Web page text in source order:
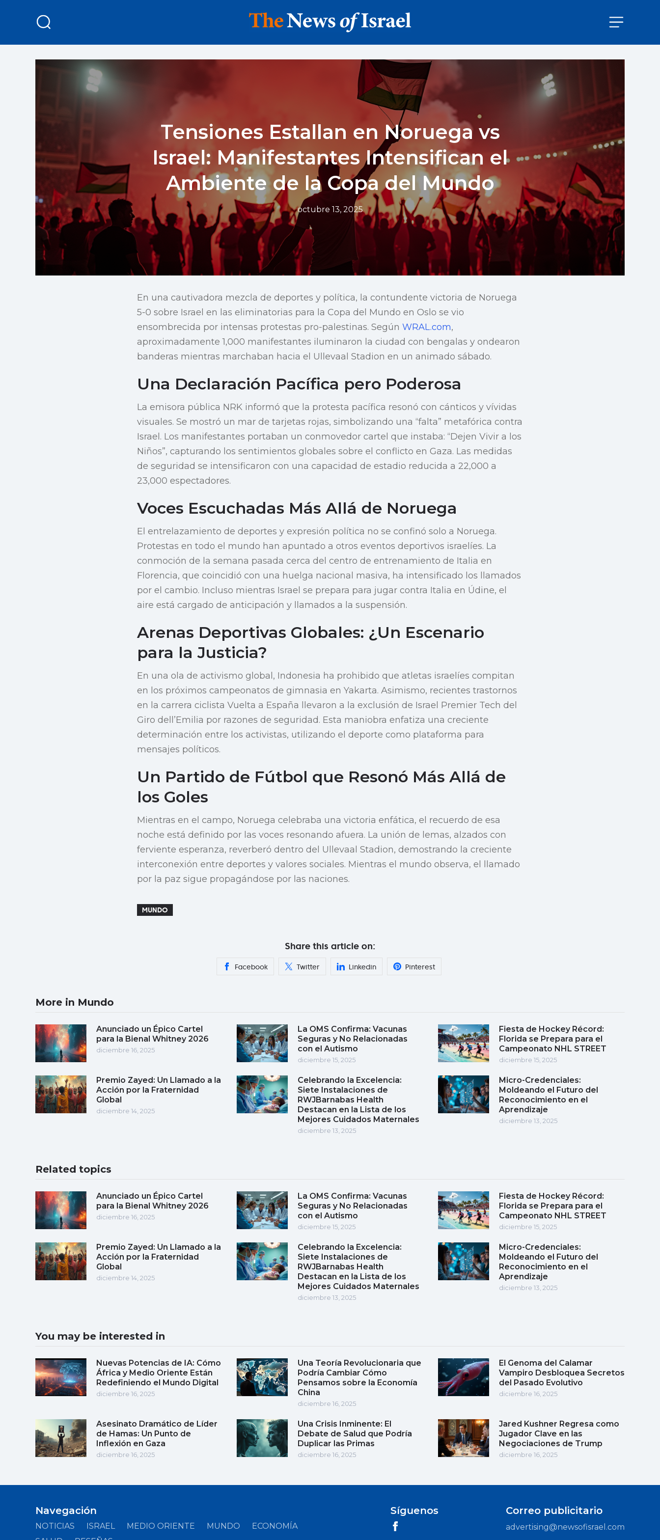
Tensiones Estallan en Noruega vs
Israel: Manifestantes Intensifican el
Ambiente de la Copa del Mundo
octubre 13, 2025
En una cautivadora mezcla de deportes y política, la contundente victoria de Noruega
5-0 sobre Israel en las eliminatorias para la Copa del Mundo en Oslo se vio
ensombrecida por intensas protestas pro-palestinas. Según WRAL.com,
aproximadamente 1,000 manifestantes iluminaron la ciudad con bengalas y ondearon
banderas mientras marchaban hacia el Ullevaal Stadion en un animado sábado.
Una Declaración Pacífica pero Poderosa
La emisora pública NRK informó que la protesta pacífica resonó con cánticos y vívidas
visuales. Se mostró un mar de tarjetas rojas, simbolizando una “falta” metafórica contra
Israel. Los manifestantes portaban un conmovedor cartel que instaba: “Dejen Vivir a los
Niños”, capturando los sentimientos globales sobre el conflicto en Gaza. Las medidas
de seguridad se intensificaron con una capacidad de estadio reducida a 22,000 a
23,000 espectadores.
Voces Escuchadas Más Allá de Noruega
El entrelazamiento de deportes y expresión política no se confinó solo a Noruega.
Protestas en todo el mundo han apuntado a otros eventos deportivos israelíes. La
conmoción de la semana pasada cerca del centro de entrenamiento de Italia en
Florencia, que coincidió con una huelga nacional masiva, ha intensificado los llamados
por el cambio. Incluso mientras Israel se prepara para jugar contra Italia en Údine, el
aire está cargado de anticipación y llamados a la suspensión.
Arenas Deportivas Globales: ¿Un Escenario
para la Justicia?
En una ola de activismo global, Indonesia ha prohibido que atletas israelíes compitan
en los próximos campeonatos de gimnasia en Yakarta. Asimismo, recientes trastornos
en la carrera ciclista Vuelta a España llevaron a la exclusión de Israel Premier Tech del
Giro dell’Emilia por razones de seguridad. Esta maniobra enfatiza una creciente
determinación entre los activistas, utilizando el deporte como plataforma para
mensajes políticos.
Un Partido de Fútbol que Resonó Más Allá de
los Goles
Mientras en el campo, Noruega celebraba una victoria enfática, el recuerdo de esa
noche está definido por las voces resonando afuera. La unión de lemas, alzados con
ferviente esperanza, reverberó dentro del Ullevaal Stadion, demostrando la creciente
interconexión entre deportes y valores sociales. Mientras el mundo observa, el llamado
por la paz sigue propagándose por las naciones.
MUNDO
Share this article on:
Facebook Twitter Linkedin Pinterest
More in Mundo
Anunciado un Épico Cartel
para la Bienal Whitney 2026
diciembre 16, 2025
La OMS Confirma: Vacunas
Seguras y No Relacionadas
con el Autismo
diciembre 15, 2025
Fiesta de Hockey Récord:
Florida se Prepara para el
Campeonato NHL STREET
diciembre 15, 2025
Premio Zayed: Un Llamado a la
Acción por la Fraternidad
Global
diciembre 14, 2025
Celebrando la Excelencia:
Siete Instalaciones de
RWJBarnabas Health
Destacan en la Lista de los
Mejores Cuidados Maternales
diciembre 13, 2025
Micro-Credenciales:
Moldeando el Futuro del
Reconocimiento en el
Aprendizaje
diciembre 13, 2025
Related topics
Anunciado un Épico Cartel
para la Bienal Whitney 2026
diciembre 16, 2025
La OMS Confirma: Vacunas
Seguras y No Relacionadas
con el Autismo
diciembre 15, 2025
Fiesta de Hockey Récord:
Florida se Prepara para el
Campeonato NHL STREET
diciembre 15, 2025
Premio Zayed: Un Llamado a la
Acción por la Fraternidad
Global
diciembre 14, 2025
Celebrando la Excelencia:
Siete Instalaciones de
RWJBarnabas Health
Destacan en la Lista de los
Mejores Cuidados Maternales
diciembre 13, 2025
Micro-Credenciales:
Moldeando el Futuro del
Reconocimiento en el
Aprendizaje
diciembre 13, 2025
You may be interested in
Nuevas Potencias de IA: Cómo
África y Medio Oriente Están
Redefiniendo el Mundo Digital
diciembre 16, 2025
Una Teoría Revolucionaria que
Podría Cambiar Cómo
Pensamos sobre la Economía
China
diciembre 16, 2025
El Genoma del Calamar
Vampiro Desbloquea Secretos
del Pasado Evolutivo
diciembre 16, 2025
Asesinato Dramático de Líder
de Hamas: Un Punto de
Inflexión en Gaza
diciembre 16, 2025
Una Crisis Inminente: El
Debate de Salud que Podría
Duplicar las Primas
diciembre 16, 2025
Jared Kushner Regresa como
Jugador Clave en las
Negociaciones de Trump
diciembre 16, 2025
Navegación
NOTICIAS ISRAEL MEDIO ORIENTE MUNDO
ECONOMÍA
Síguenos Correo publicitario
advertising@newsofisrael.com